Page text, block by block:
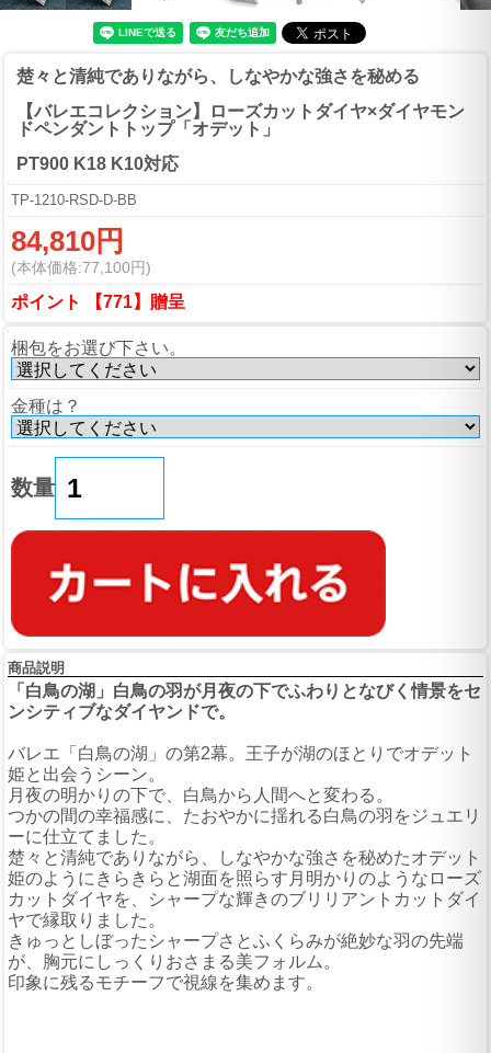
楚々と清純でありながら、しなやかな強さを秘める
【バレエコレクション】ローズカットダイヤ×ダイヤモン
ドペンダントトップ「オデット」
PT900 K18 K10対応
TP-1210-RSD-D-BB
84,810円
(本体価格:77,100円)
ポイント 【771】贈呈
梱包をお選び下さい。
金種は？
数量
商品説明
「白鳥の湖」白鳥の羽が月夜の下でふわりとなびく情景をセ
ンシティブなダイヤンドで。
バレエ「白鳥の湖」の第2幕。王子が湖のほとりでオデット
姫と出会うシーン。
月夜の明かりの下で、白鳥から人間へと変わる。
つかの間の幸福感に、たおやかに揺れる白鳥の羽をジュエリ
ーに仕立てました。
楚々と清純でありながら、しなやかな強さを秘めたオデット
姫のようにきらきらと湖面を照らす月明かりのようなローズ
カットダイヤを、シャープな輝きのブリリアントカットダイ
ヤで縁取りました。
きゅっとしぼったシャープさとふくらみが絶妙な羽の先端
が、胸元にしっくりおさまる美フォルム。
印象に残るモチーフで視線を集めます。